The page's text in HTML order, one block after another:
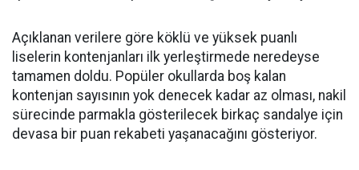
Açıklanan verilere göre köklü ve yüksek puanlı
liselerin kontenjanları ilk yerleştirmede neredeyse
tamamen doldu. Popüler okullarda boş kalan
kontenjan sayısının yok denecek kadar az olması, nakil
sürecinde parmakla gösterilecek birkaç sandalye için
devasa bir puan rekabeti yaşanacağını gösteriyor.